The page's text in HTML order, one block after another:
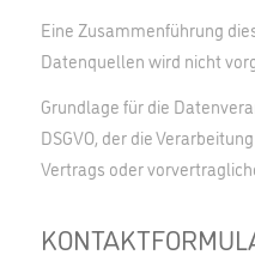
Eine Zusammenführung
Datenquellen wird nicht
Grundlage für die
DSGVO, der die
Vertrags oder